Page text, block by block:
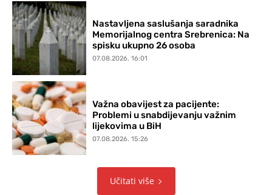
Nastavljena saslušanja saradnika
Memorijalnog centra Srebrenica: Na
spisku ukupno 26 osoba
07.08.2026. 16:01
Važna obavijest za pacijente:
Problemi u snabdijevanju važnim
lijekovima u BiH
07.08.2026. 15:26
Učitati više